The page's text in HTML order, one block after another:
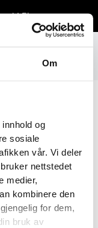
Om
og
sosiale
vår. Vi deler
nettstedet
medier,
kombinere den
for dem,
bruk av
sek!Fjern